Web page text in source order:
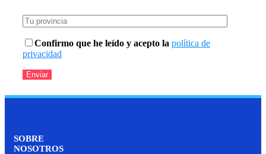
Confirmo que he leído y acepto la política de
privacidad
SOBRE
NOSOTROS